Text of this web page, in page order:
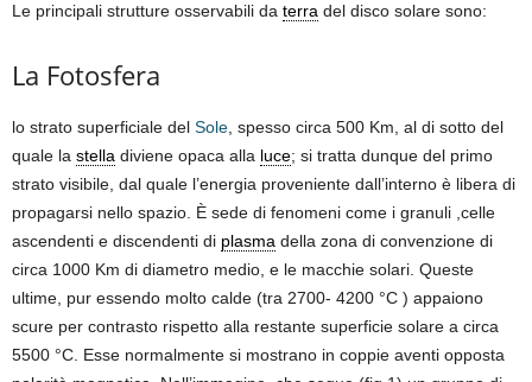
Le principali strutture osservabili da terra del disco solare sono:
La Fotosfera
lo strato superficiale del Sole , spesso circa 500 Km, al di sotto del
quale la stella diviene opaca alla luce; si tratta dunque del primo
strato visibile, dal quale l’energia proveniente dall’interno è libera di
propagarsi nello spazio. È sede di fenomeni come i granuli ,celle
ascendenti e discendenti di plasma della zona di convenzione di
circa 1000 Km di diametro medio, e le macchie solari. Queste
ultime, pur essendo molto calde (tra 2700- 4200 °C ) appaiono
scure per contrasto rispetto alla restante superficie solare a circa
5500 °C. Esse normalmente si mostrano in coppie aventi opposta